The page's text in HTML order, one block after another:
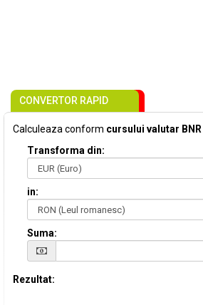
CONVERTOR RAPID
Calculeaza conform cursului valutar BNR
Transforma din:
in:
Suma:
Rezultat: